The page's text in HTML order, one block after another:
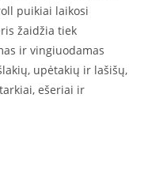
puikiai laikosi
žaidžia tiek
ir vingiuodamas
upėtakių ir lašišų,
ešeriai ir